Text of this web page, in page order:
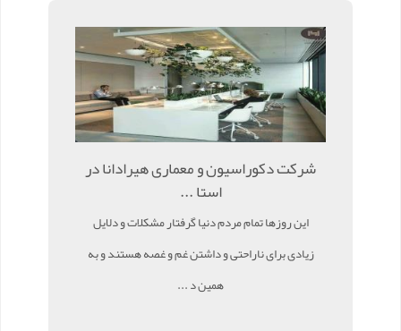
شرکت دکوراسیون و معماری هیرادانا در
استا ...
این روزها تمام مردم دنیا گرفتار مشکلات و دلایل
زیادی برای ناراحتی و داشتن غم و غصه هستند و به
همین د ...